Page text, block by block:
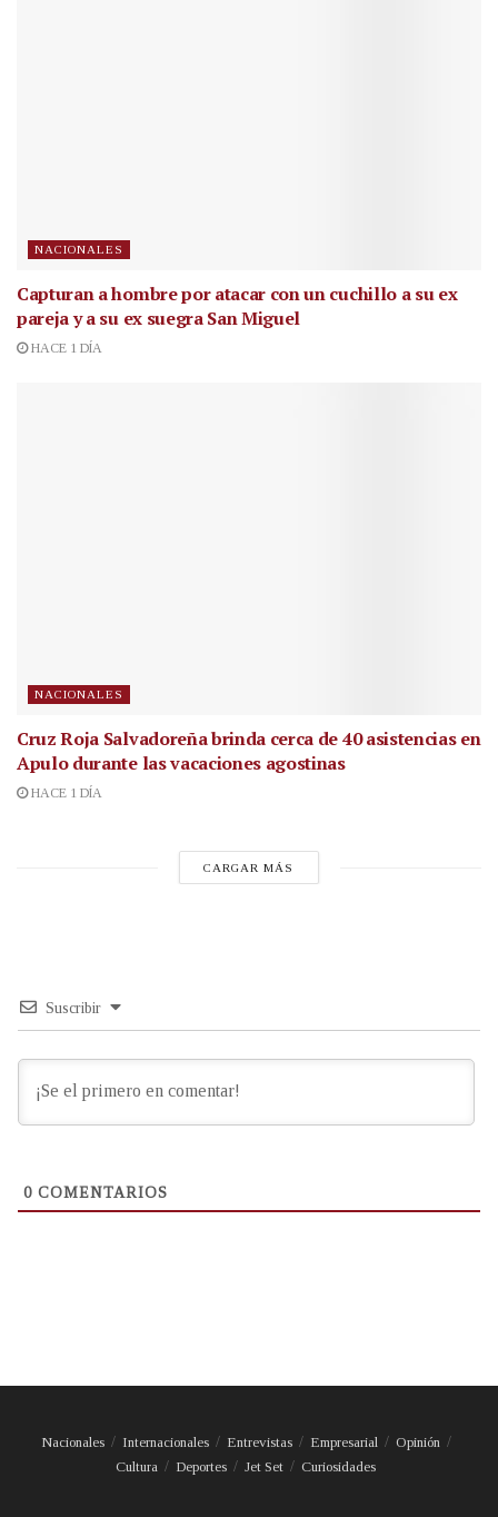
NACIONALES
Capturan a hombre por atacar con un cuchillo a su ex
pareja y a su ex suegra San Miguel
HACE 1 DÍA
NACIONALES
Cruz Roja Salvadoreña brinda cerca de 40 asistencias en
Apulo durante las vacaciones agostinas
HACE 1 DÍA
CARGAR MÁS
Suscribir
0 COMENTARIOS
Nacionales Internacionales Entrevistas Empresarial
Opinión
Cultura
Deportes Jet Set Curiosidades